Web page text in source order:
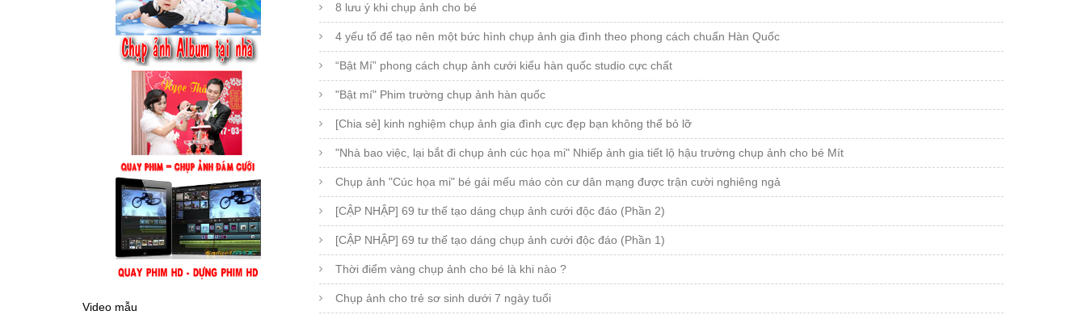
Video mẫu
8 lưu ý khi chụp ảnh cho bé
4 yếu tố để tạo nên một bức hình chụp ảnh gia đình theo phong cách chuẩn Hàn Quốc
“Bật Mí” phong cách chụp ảnh cưới kiểu hàn quốc studio cực chất
"Bật mí" Phim trường chụp ảnh hàn quốc
[Chia sẻ] kinh nghiệm chụp ảnh gia đình cực đẹp bạn không thể bỏ lỡ
"Nhà bao việc, lại bắt đi chụp ảnh cúc họa mi" Nhiếp ảnh gia tiết lộ hậu trường chụp ảnh cho bé Mít
Chụp ảnh "Cúc họa mi" bé gái mếu máo còn cư dân mạng được trận cười nghiêng ngả
[CẬP NHẬP] 69 tư thế tạo dáng chụp ảnh cưới độc đáo (Phần 2)
[CẬP NHẬP] 69 tư thế tạo dáng chụp ảnh cưới độc đáo (Phần 1)
Thời điểm vàng chụp ảnh cho bé là khi nào ?
Chụp ảnh cho trẻ sơ sinh dưới 7 ngày tuổi